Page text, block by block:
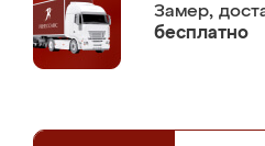
Замер,
бесплатно